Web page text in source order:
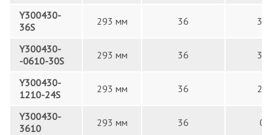
Y300430-
36S
293 мм 36 36
Y300430-
-0610-30S
293 мм 36 30
Y300430-
1210-24S
293 мм 36 24
Y300430-
3610
293 мм 36 0